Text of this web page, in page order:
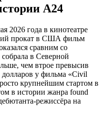
A24
2026 года в кинотеатре
прокат в США фильм
сравним со
в Северной
чем втрое превысив
у фильма «Civil
крупнейшим стартом в
в истории жанра found
режиссёра на